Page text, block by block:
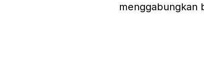
menggabungkan